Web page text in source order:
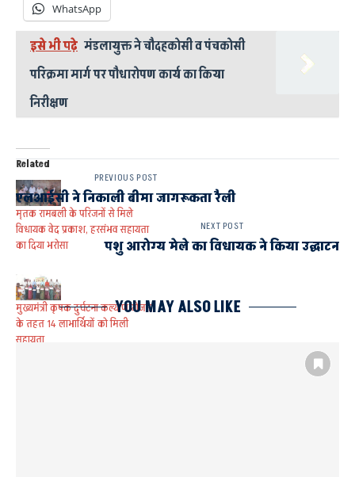
WhatsApp
इसे भी पढ़े मंडलायुक्त ने चौदहकोसी व पंचकोसी
परिक्रमा मार्ग पर पौधारोपण कार्य का किया
निरीक्षण
Related
मृतक रामबली के परिजनों से मिले
विधायक वेद प्रकाश, हरसंभव सहायता
का दिया भरोसा
मुख्यमंत्री कृषक दुर्घटना कल्याण योजना
के तहत 14 लाभार्थियों को मिली
सहायता
PREVIOUS POST
एलआईसी ने निकाली बीमा जागरूकता रैली
NEXT POST
पशु आरोग्य मेले का विधायक ने किया उद्घाटन
YOU MAY ALSO LIKE